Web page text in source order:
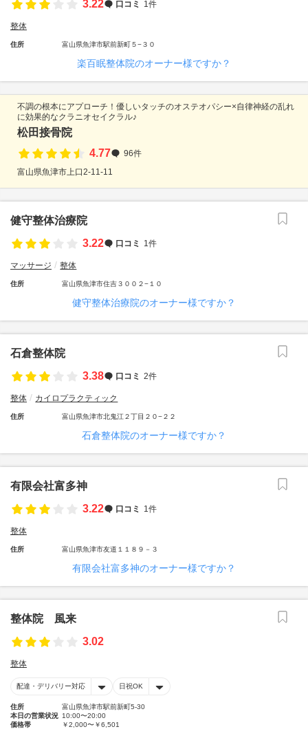
3.22
口コミ 1件
整体
住所 富山県魚津市駅前新町５−３０
楽百眠整体院のオーナー様ですか？
不調の根本にアプローチ！優しいタッチのオステオパシー×自律神経の乱れ
に効果的なクラニオセイクラル♪
松田接骨院
4.77
96件
富山県魚津市上口2-11-11
健守整体治療院
3.22
口コミ 1件
マッサージ 整体
住所 富山県魚津市住吉３００２−１０
健守整体治療院のオーナー様ですか？
石倉整体院
3.38
口コミ 2件
整体 カイロプラクティック
住所 富山県魚津市北鬼江２丁目２０−２２
石倉整体院のオーナー様ですか？
有限会社富多神
3.22
口コミ 1件
整体
住所 富山県魚津市友道１１８９－３
有限会社富多神のオーナー様ですか？
整体院 風来
3.02
整体
配達・デリバリー対応 日祝OK
住所
富山県魚津市駅前新町5-30
本日の営業状況 10:00〜20:00
価格帯
￥2,000〜￥6,501